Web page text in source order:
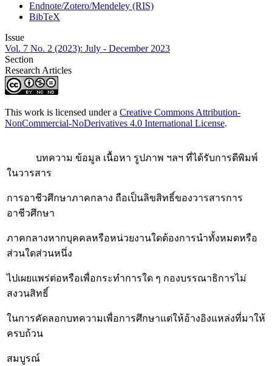
Endnote/Zotero/Mendeley (RIS)
BibTeX
Issue
Vol. 7 No. 2 (2023): July - December 2023
Section
Research Articles
This work is licensed under a Creative Commons Attribution-
NonCommercial-NoDerivatives 4.0 International License.
บทความ ข้อมูล เนื้อหา รูปภาพ ฯลฯ ที่ได้รับการตีพิมพ์
ในวารสาร
การอาชีวศึกษาภาคกลาง ถือเป็นลิขสิทธิ์ของวารสารการ
อาชีวศึกษา
ภาคกลางหากบุคคลหรือหน่วยงานใดต้องการนำทั้งหมดหรือ
ส่วนใดส่วนหนึ่ง
ไปเผยแพร่ต่อหรือเพื่อกระทำการใด ๆ กองบรรณาธิการไม่
สงวนสิทธิ์
ในการคัดลอกบทความเพื่อการศึกษาแต่ให้อ้างอิงแหล่งที่มาให้
ครบถ้วน
สมบูรณ์